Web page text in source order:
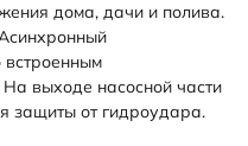
дома, дачи и полива.
встроенным
выходе насосной части
защиты от гидроудара.